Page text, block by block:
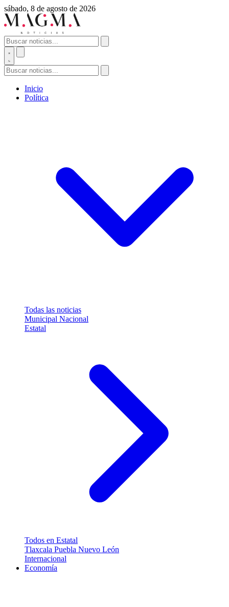
sábado, 8 de agosto de 2026
Inicio
Política
Todas las noticias
Municipal Nacional
Estatal
Todos en Estatal
Tlaxcala Puebla Nuevo León
Internacional
Economía